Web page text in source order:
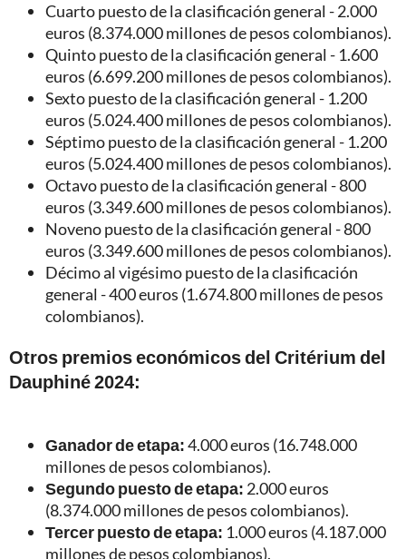
Cuarto puesto de la clasificación general - 2.000
euros (8.374.000 millones de pesos colombianos).
Quinto puesto de la clasificación general - 1.600
euros (6.699.200 millones de pesos colombianos).
Sexto puesto de la clasificación general - 1.200
euros (5.024.400 millones de pesos colombianos).
Séptimo puesto de la clasificación general - 1.200
euros (5.024.400 millones de pesos colombianos).
Octavo puesto de la clasificación general - 800
euros (3.349.600 millones de pesos colombianos).
Noveno puesto de la clasificación general - 800
euros (3.349.600 millones de pesos colombianos).
Décimo al vigésimo puesto de la clasificación
general - 400 euros (1.674.800 millones de pesos
colombianos).
Otros premios económicos del Critérium del
Dauphiné 2024:
Ganador de etapa:4.000 euros (16.748.000
millones de pesos colombianos).
Segundo puesto de etapa: 2.000 euros
(8.374.000 millones de pesos colombianos).
Tercer puesto de etapa: 1.000 euros (4.187.000
millones de pesos colombianos).